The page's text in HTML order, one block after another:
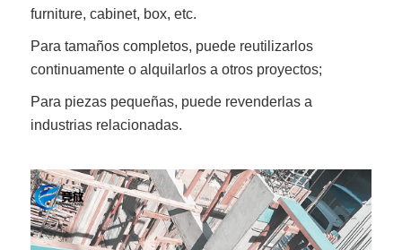
furniture, cabinet, box, etc.
Para tamaños completos, puede reutilizarlos
continuamente o alquilarlos a otros proyectos;
Para piezas pequeñas, puede revenderlas a
industrias relacionadas.